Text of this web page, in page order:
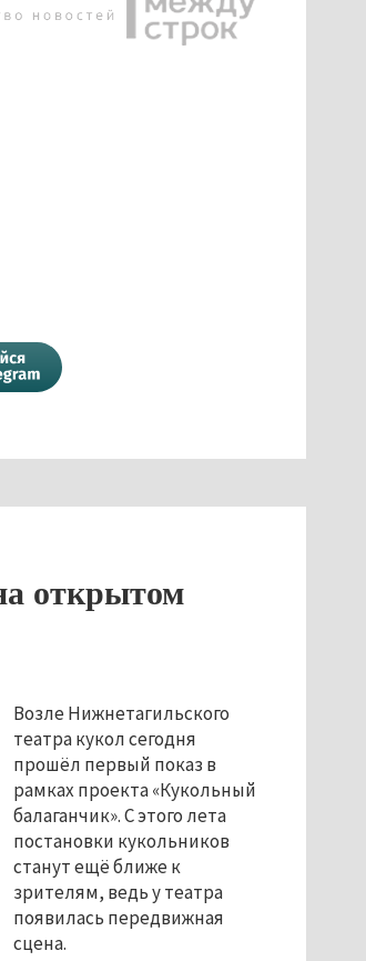
открытом
Возле Нижнетагильского
театра кукол сегодня
прошёл первый показ в
рамках проекта «Кукольный
балаганчик». С этого лета
постановки кукольников
станут ещё ближе к
зрителям, ведь у театра
появилась передвижная
сцена.